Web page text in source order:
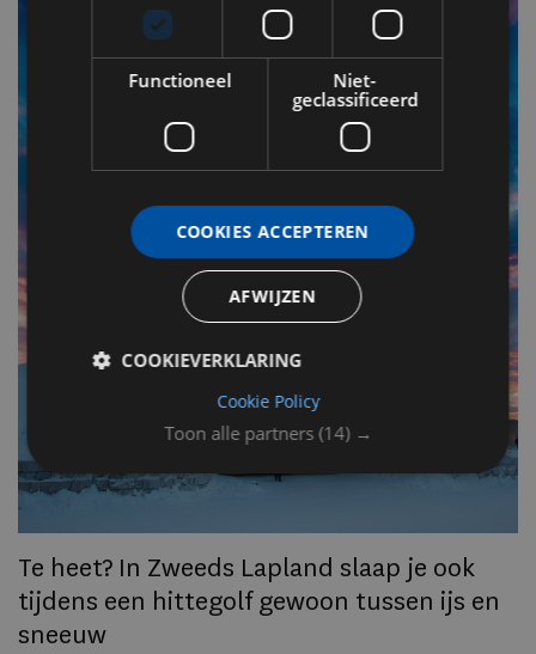
Te heet? In Zweeds Lapland slaap je ook
tijdens een hittegolf gewoon tussen ijs en
sneeuw
Toon alle partners (14) →
Functioneel
Niet-
geclassificeerd
COOKIES ACCEPTEREN
AFWIJZEN
COOKIEVERKLARING
Cookie Policy